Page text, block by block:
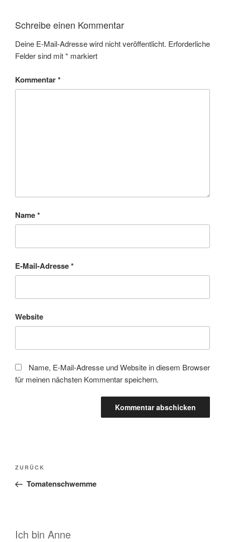
Schreibe einen Kommentar
Deine E-Mail-Adresse wird nicht veröffentlicht. Erforderliche
Felder sind mit* markiert
Kommentar*
Name*
E-Mail-Adresse*
Website
Name, E-Mail-Adresse und Website in diesem Browser
für meinen nächsten Kommentar speichern.
Beitragsnavigation
Vorheriger
Beitrag
ZURÜCK
Tomatenschwemme
Ich bin Anne